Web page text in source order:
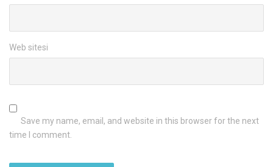
Web sitesi
Save my name, email, and website in this browser for the next
time I comment.